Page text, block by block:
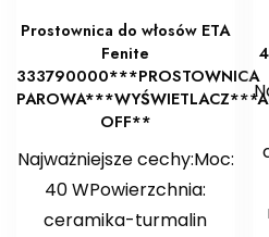
Prostownica do włosów ETA
Fenite
333790000***PROSTOWNICA
OFF**
Najważniejsze cechy:Moc:
40 WPowierzchnia:
ceramika-turmalin